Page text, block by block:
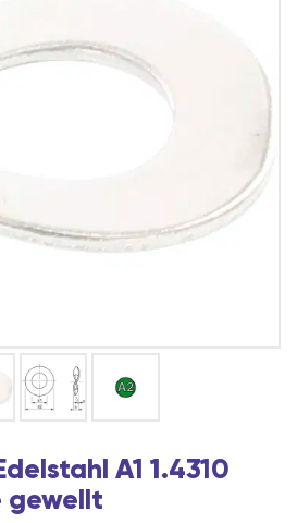
A1 1.4310
gewellt